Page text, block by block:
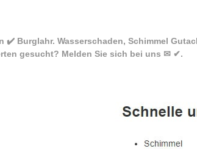
✔️ Burglahr. Wasserschaden, Schimmel
gesucht? Melden Sie sich bei uns ✉ ✔.